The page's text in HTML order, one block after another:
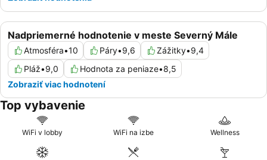
Nadpriemerné hodnotenie v meste Severný Mále
Atmosféra•10 Páry•9,6 Zážitky•9,4
Pláž•9,0 Hodnota za peniaze•8,5
Zobraziť viac hodnotení
Top vybavenie
WiFi v lobby WiFi na izbe Wellness